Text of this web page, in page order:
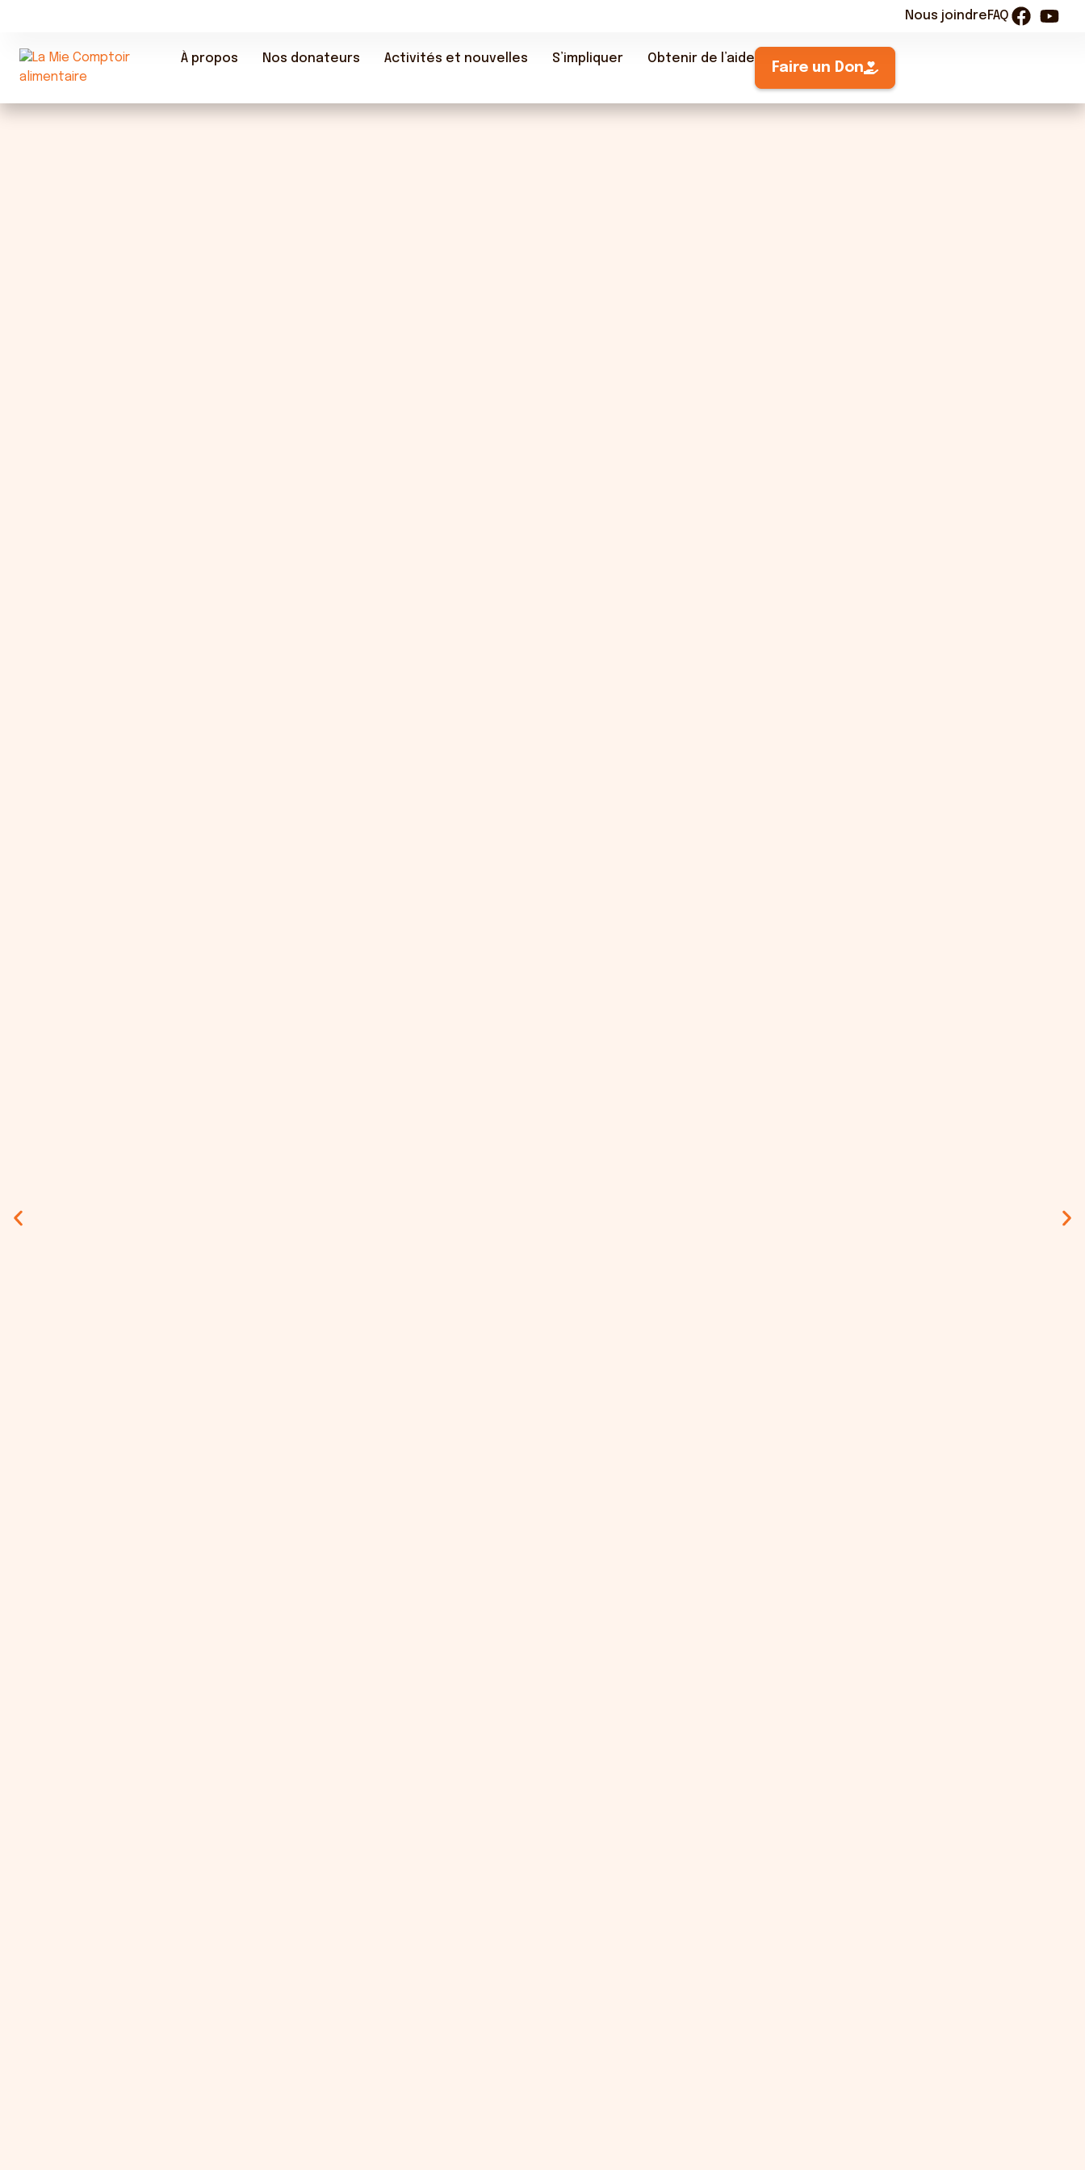
Nous joindreFAQ
À propos Nos donateurs Activités et nouvelles S’impliquer Obtenir de l’aide
Faire un Don